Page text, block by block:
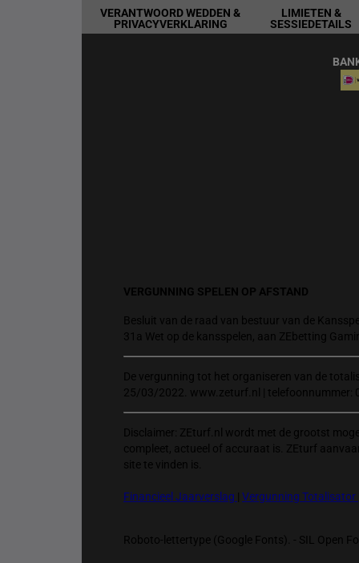
VERANTWOORD WEDDEN &
PRIVACYVERKLARING
LIMIETEN &
SESSIEDETAILS
VERGUNNING SPELEN OP AFSTAND
Besluit van de raad van bestuur van de
31a Wet op de kansspelen, aan ZEbetting
De vergunning tot het organiseren van de
25/03/2022. www.zeturf.nl | telefoonnummer:
Disclaimer: ZEturf.nl wordt met de grootst
compleet, actueel of accuraat is. ZEturf
site te vinden is.
Financieel Jaarverslag Vergunning Totalisator
Roboto-lettertype (Google Fonts). - SIL Open